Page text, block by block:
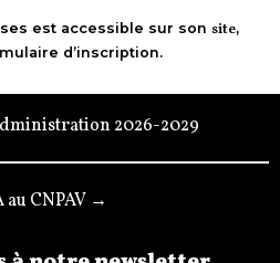
est accessible sur son site,
d’inscription.
2026-2029
au CNPAV →